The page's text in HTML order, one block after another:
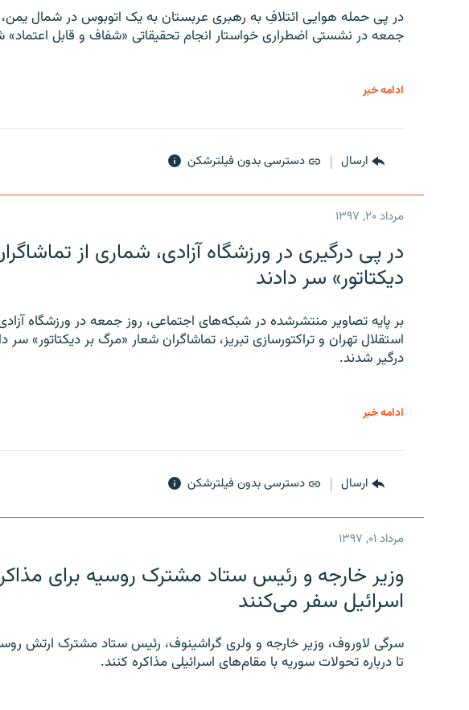
در پی حمله هوایی ائتلافِ به رهبری عربستان به یک اتوبوس در شمال
جمعه در نشستی اضطراری خواستار انجام تحقیقاتی «شفاف و قابل اعتماد»
ادامه خبر
ارسال دسترسی بدون فیلترشکن
مرداد ۲۰, ۱۳۹۷
در پی درگیری در ورزشگاه آزادی، شماری از
دیکتاتور» سر دادند
بر پایه تصاویر منتشرشده در شبکه‌های اجتماعی، روز جمعه در ورزشگاه
استقلال تهران و تراکتورسازی تبریز، تماشاگران شعار «مرگ بر دیکتاتور» سر
درگیر شدند.
ادامه خبر
ارسال دسترسی بدون فیلترشکن
مرداد ۰۱, ۱۳۹۷
وزیر خارجه و رئیس‌ ستاد مشترک روسیه برای
اسرائیل سفر می‌کنند
سرگی لاوروف، وزیر خارجه و ولری گراشینوف، رئیس ستاد مشترک ارتش
تا درباره تحولات سوریه با مقام‌های اسرائیلی مذاکره کنند.